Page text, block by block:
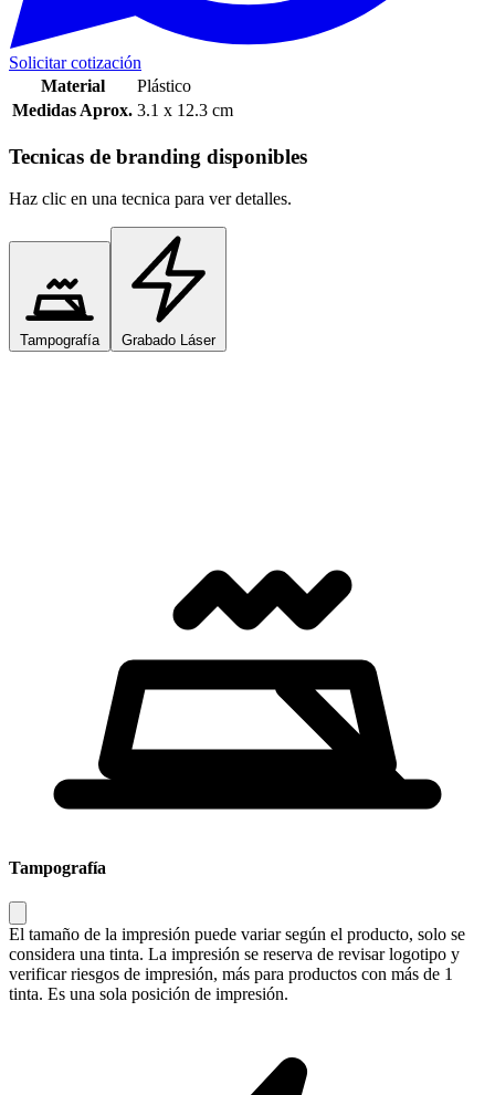
Solicitar cotización
Material
Plástico
Medidas Aprox. 3.1 x 12.3 cm
Tecnicas de branding disponibles
Haz clic en una tecnica para ver detalles.
Tampografía Grabado Láser
Tampografía
El tamaño de la impresión puede variar según el producto, solo se
considera una tinta. La impresión se reserva de revisar logotipo y
verificar riesgos de impresión, más para productos con más de 1
tinta. Es una sola posición de impresión.